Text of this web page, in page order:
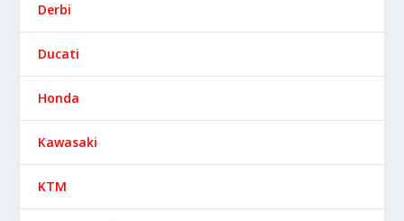
Derbi
Ducati
Honda
Kawasaki
KTM